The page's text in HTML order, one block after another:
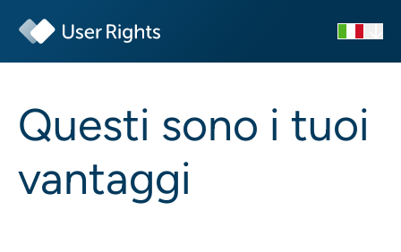
Questi sono i tuoi
vantaggi